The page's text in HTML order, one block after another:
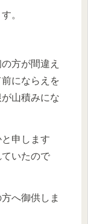
。
方が間違え
にならえを
山積みにな
申します
いたので
へ御供しま